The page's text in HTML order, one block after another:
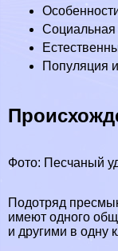
Социальная
Популяция
Фото: Песчаный
Подотряд
имеют одного
и другими в одну